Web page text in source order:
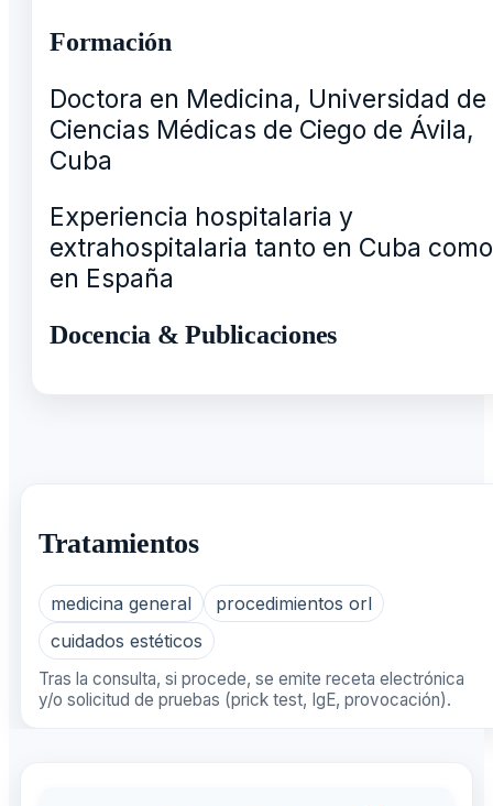
Formación
Doctora en Medicina, Universidad de
Ciencias Médicas de Ciego de Ávila,
Cuba
Experiencia hospitalaria y
extrahospitalaria tanto en Cuba como
en España
Docencia & Publicaciones
Tratamientos
medicina general
procedimientos orl
cuidados estéticos
Tras la consulta, si procede, se emite receta electrónica
y/o solicitud de pruebas (prick test, IgE, provocación).